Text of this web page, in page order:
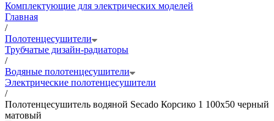
Комплектующие для электрических моделей
Главная
/
Полотенцесушители
Трубчатые дизайн-радиаторы
/
Водяные полотенцесушители
Электрические полотенцесушители
/
Полотенцесушитель водяной Secado Корсико 1 100x50 черный
матовый